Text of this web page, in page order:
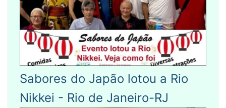
Sabores do Japão lotou a Rio
Nikkei - Rio de Janeiro-RJ